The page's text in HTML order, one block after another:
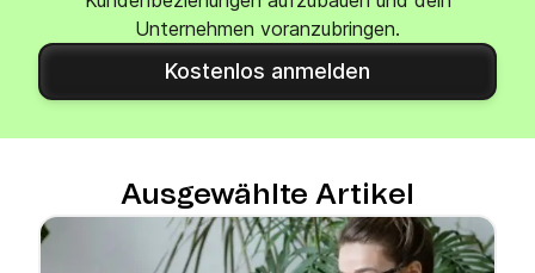
Unternehmen voranzubringen.
Kostenlos anmelden
Ausgewählte Artikel